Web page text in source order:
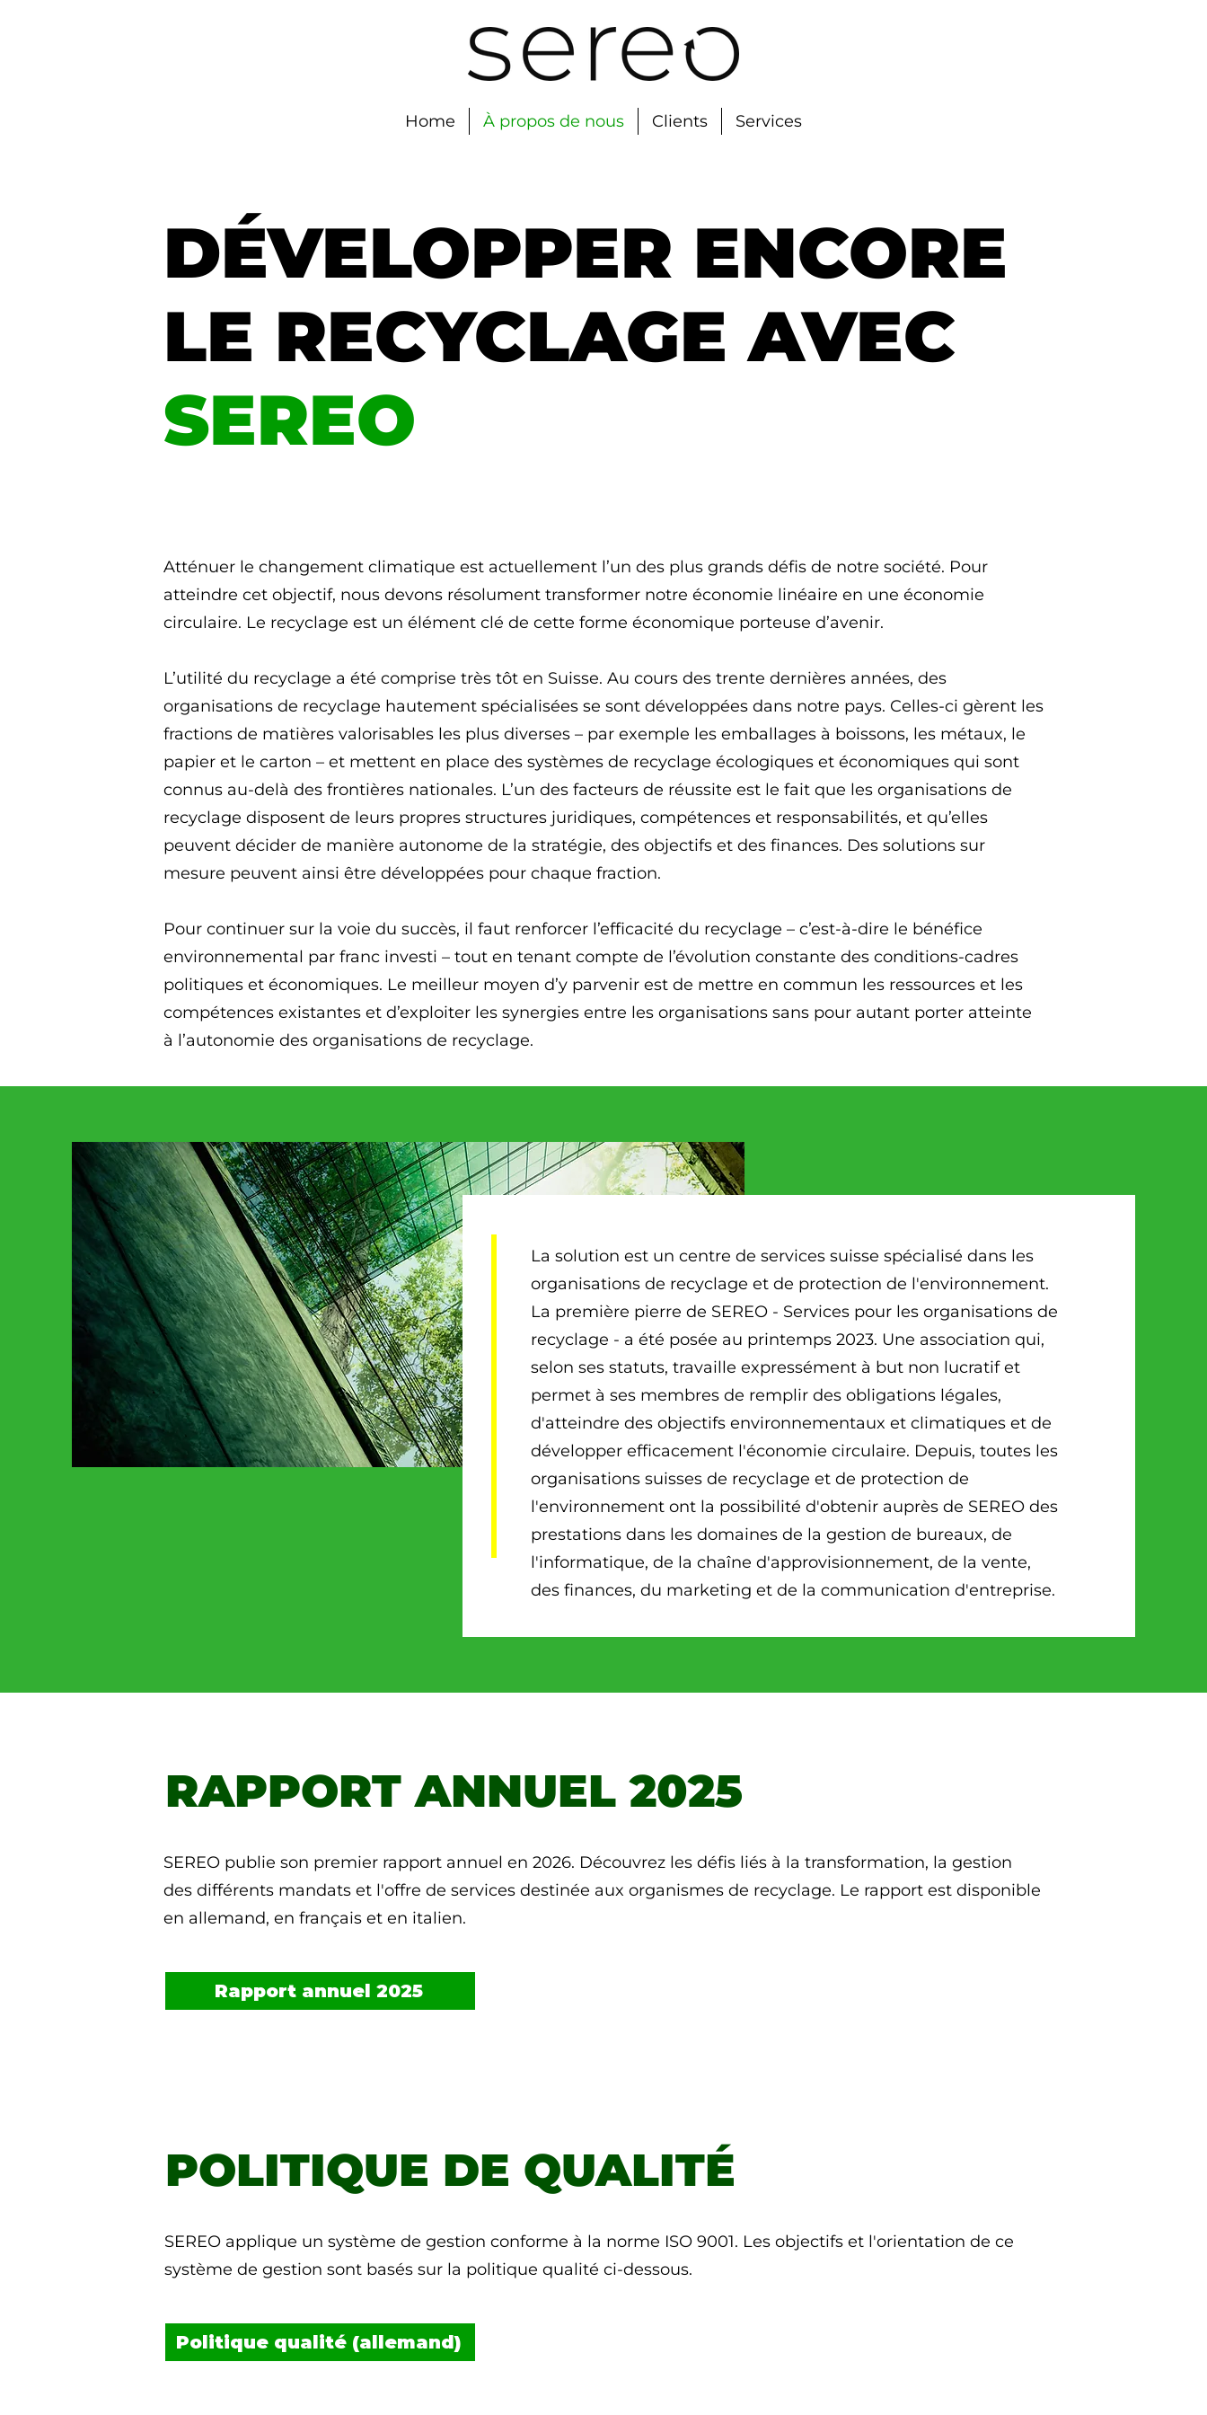
Home À propos de nous Clients Services
DÉVELOPPER ENCORE
LE RECYCLAGE AVEC
SEREO
Atténuer le changement climatique est actuellement l’un des plus grands défis de notre société. Pour
atteindre cet objectif, nous devons résolument transformer notre économie linéaire en une économie
circulaire. Le recyclage est un élément clé de cette forme économique porteuse d’avenir.
L’utilité du recyclage a été comprise très tôt en Suisse. Au cours des trente dernières années, des
organisations de recyclage hautement spécialisées se sont développées dans notre pays. Celles-ci gèrent les
fractions de matières valorisables les plus diverses – par exemple les emballages à boissons, les métaux, le
papier et le carton – et mettent en place des systèmes de recyclage écologiques et économiques qui sont
connus au-delà des frontières nationales. L’un des facteurs de réussite est le fait que les organisations de
recyclage disposent de leurs propres structures juridiques, compétences et responsabilités, et qu’elles
peuvent décider de manière autonome de la stratégie, des objectifs et des finances. Des solutions sur
mesure peuvent ainsi être développées pour chaque fraction.
Pour continuer sur la voie du succès, il faut renforcer l’efficacité du recyclage – c’est-à-dire le bénéfice
environnemental par franc investi – tout en tenant compte de l’évolution constante des conditions-cadres
politiques et économiques. Le meilleur moyen d’y parvenir est de mettre en commun les ressources et les
compétences existantes et d’exploiter les synergies entre les organisations sans pour autant porter atteinte
à l’autonomie des organisations de recyclage.
La solution est un centre de services suisse spécialisé dans les
organisations de recyclage et de protection de l'environnement.
La première pierre de SEREO - Services pour les organisations de
recyclage - a été posée au printemps 2023. Une association qui,
selon ses statuts, travaille expressément à but non lucratif et
permet à ses membres de remplir des obligations légales,
d'atteindre des objectifs environnementaux et climatiques et de
développer efficacement l'économie circulaire. Depuis, toutes les
organisations suisses de recyclage et de protection de
l'environnement ont la possibilité d'obtenir auprès de SEREO des
prestations dans les domaines de la gestion de bureaux, de
l'informatique, de la chaîne d'approvisionnement, de la vente,
des finances, du marketing et de la communication d'entreprise.
RAPPORT ANNUEL 2025
SEREO publie son premier rapport annuel en 2026. Découvrez les défis liés à la transformation, la gestion
des différents mandats et l'offre de services destinée aux organismes de recyclage. Le rapport est disponible
en allemand, en français et en italien.
Rapport annuel 2025
POLITIQUE DE QUALITÉ
SEREO applique un système de gestion conforme à la norme ISO 9001. Les objectifs et l'orientation de ce
système de gestion sont basés sur la politique qualité ci-dessous.
Politique qualité (allemand)